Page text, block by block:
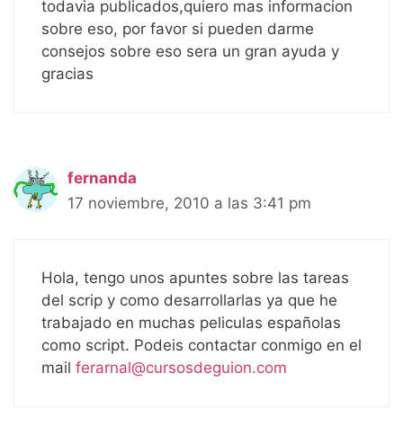
todavia publicados,quiero mas informacion
sobre eso, por favor si pueden darme
consejos sobre eso sera un gran ayuda y
gracias
fernanda
17 noviembre, 2010 a las 3:41 pm
Hola, tengo unos apuntes sobre las tareas
del scrip y como desarrollarlas ya que he
trabajado en muchas peliculas españolas
como script. Podeis contactar conmigo en el
mail ferarnal@cursosdeguion.com